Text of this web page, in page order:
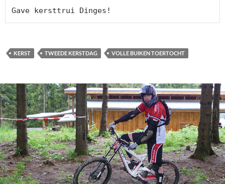
Gave kersttrui Dinges!
KERST TWEEDE KERSTDAG VOLLE BUIKEN TOERTOCHT